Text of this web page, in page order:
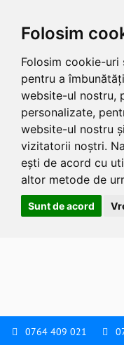
Folosim
Folosim cookie-
pentru a
website-ul nostru,
personalizate,
website-ul nostru
vizitatorii noștri.
ești de acord cu
altor metode de
Sunt de acord
0764 409 021